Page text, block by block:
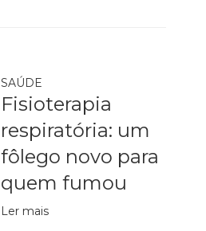
SAÚDE
Fisioterapia
respiratória: um
fôlego novo para
quem fumou
Ler mais